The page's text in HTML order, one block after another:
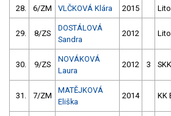
28. 6/ZM VLČKOVÁ Klára 2015
29. 8/ZS
DOSTÁLOVÁ
Sandra
2012
30. 9/ZS
NOVÁKOVÁ
Laura
2012 3
31. 7/ZM
MATĚJKOVÁ
Eliška
2014 KK